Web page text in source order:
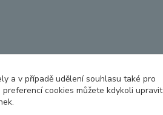
a v případě udělení souhlasu také pro
cookies můžete kdykoli upravit